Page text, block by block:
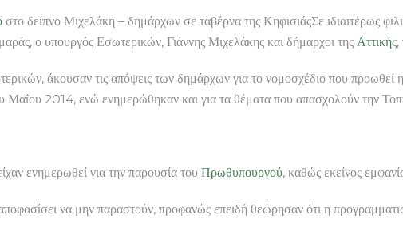
στο δείπνο Μιχελάκη – δημάρχων σε ταβέρνα της ΚηφισιάςΣε ιδιαιτέρως
ο υπουργός Εσωτερικών, Γιάννης Μιχελάκης και δήμαρχοι της Αττική
άκουσαν τις απόψεις των δημάρχων για το νομοσχέδιο που προωθεί η
Μαΐου 2014, ενώ ενημερώθηκαν και για τα θέματα που απασχολούν την
ενημερωθεί για την παρουσία του Πρωθυπουργού, καθώς εκείνος
να μην παραστούν, προφανώς επειδή θεώρησαν ότι η